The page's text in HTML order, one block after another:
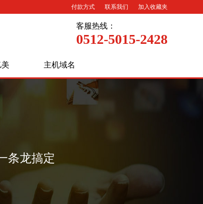
付款方式 联系我们 加入收藏夹
客服热线：
0512-5015-2428
主机域名
条龙搞定